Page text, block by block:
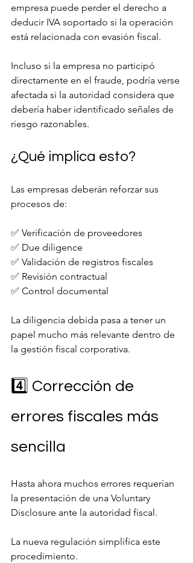
empresa puede perder el derecho a
deducir IVA soportado si la operación
está relacionada con evasión fiscal.
Incluso si la empresa no participó
directamente en el fraude, podría verse
afectada si la autoridad considera que
debería haber identificado señales de
riesgo razonables.
¿Qué implica esto?
Las empresas deberán reforzar sus
procesos de:
✅ Verificación de proveedores
✅ Due diligence
✅ Validación de registros fiscales
✅ Revisión contractual
✅ Control documental
La diligencia debida pasa a tener un
papel mucho más relevante dentro de
la gestión fiscal corporativa.
4️⃣ Corrección de
errores fiscales más
sencilla
Hasta ahora muchos errores requerían
la presentación de una Voluntary
Disclosure ante la autoridad fiscal.
La nueva regulación simplifica este
procedimiento.